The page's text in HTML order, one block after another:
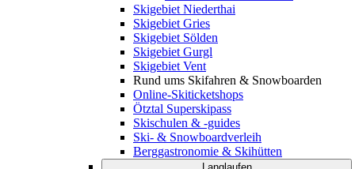
Skigebiet Niederthai
Skigebiet Gries
Skigebiet Sölden
Skigebiet Gurgl
Skigebiet Vent
Rund ums Skifahren & Snowboarden
Online-Skiticketshops
Ötztal Superskipass
Skischulen & -guides
Ski- & Snowboardverleih
Berggastronomie & Skihütten